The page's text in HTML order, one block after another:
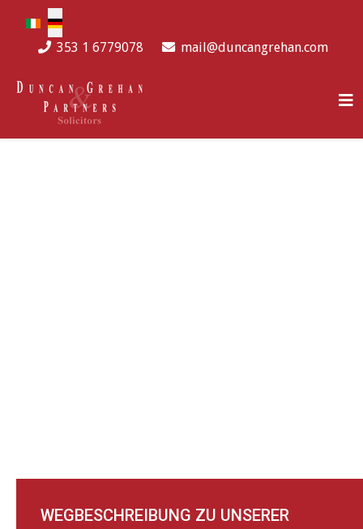
Sprache auswählen
353 1 6779078 mail@duncangrehan.com
WEGBESCHREIBUNG ZU UNSERER